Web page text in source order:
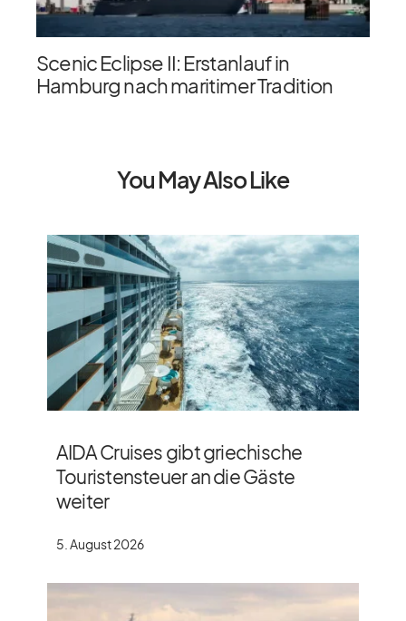
Scenic Eclipse II: Erstanlauf in
Hamburg nach maritimer Tradition
You May Also Like
AIDA Cruises gibt griechische
Touristensteuer an die Gäste
weiter
5. August 2026